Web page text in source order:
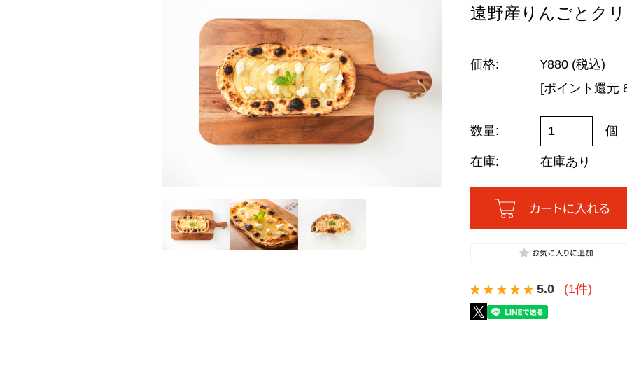
ラムTボーンステーキ
牛肉
牛タン
豚肉
豚ホルモン
ラムウインナー
ラム餃子
ラムハンバーグ
やみつきおやつ豆
ジンギスカン丼の具
アロスティチーニ
手前味噌だれジンギスカン
スパイス・調味料
デリ・スイーツ
チーズケーキ
チーズタルト
チョコレート
遠野ズモナビール
遠野産りんごとク
価格: ¥880 (税込)
[ポイント還元
数量: 個
在庫: 在庫あり
5.0 (1件)